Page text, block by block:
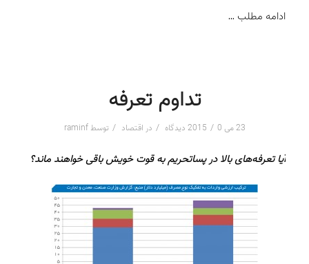
ادامه مطلب …
تداوم تعرفه
23 می 2015 / 0 دیدگاه / در اقتصاد / توسطraminf
آیا تعرفه‌های بالا در پساتحریم به قوت خویش باقی خواهند ماند؟